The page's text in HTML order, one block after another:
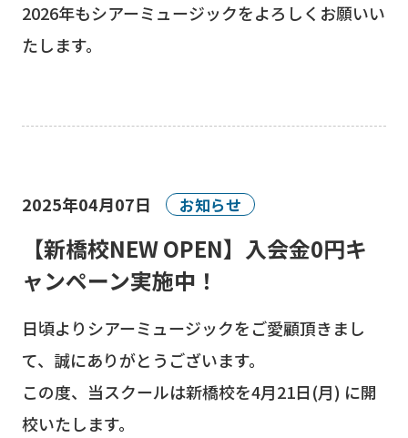
2026年もシアーミュージックをよろしくお願いい
たします。
2025年04月07日 お知らせ
【新橋校NEW OPEN】入会金0円キ
ャンペーン実施中！
日頃よりシアーミュージックをご愛顧頂きまし
て、誠にありがとうございます。
この度、当スクールは新橋校を4月21日(月) に開
校いたします。